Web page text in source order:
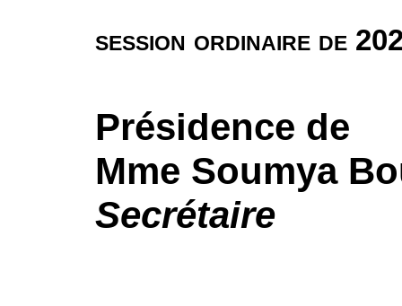
session ordinaire de
Présidence de
Mme Soumya
Secrétaire